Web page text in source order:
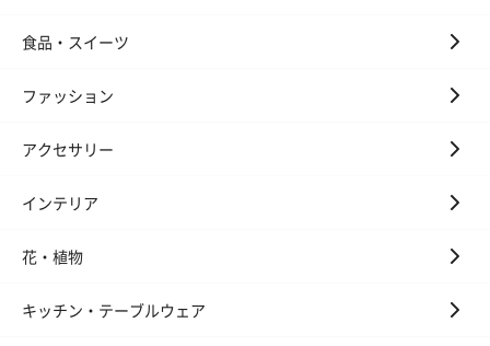
食品・スイーツ
ファッション
アクセサリー
インテリア
花・植物
キッチン・テーブルウェア